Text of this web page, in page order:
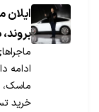
ادامه
ماسک،
خرید